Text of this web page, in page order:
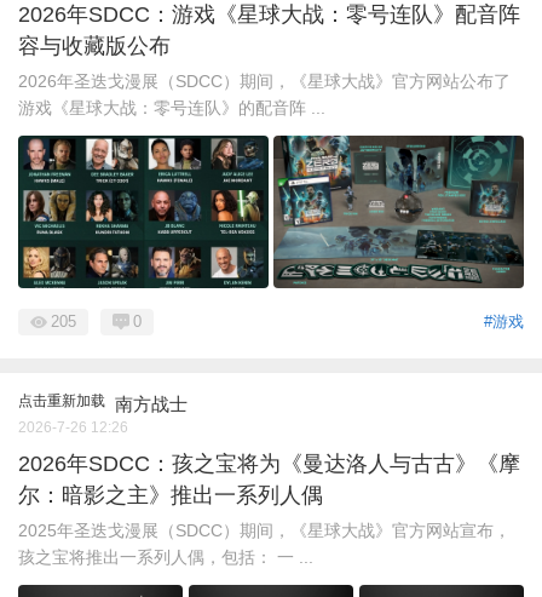
2026年SDCC：游戏《星球大战：零号连队》配音阵
容与收藏版公布
2026年圣迭戈漫展（SDCC）期间，《星球大战》官方网站公布了
游戏《星球大战：零号连队》的配音阵 ...
#游戏
205 0
点击重新加载 南方战士
2026-7-26 12:26
2026年SDCC：孩之宝将为《曼达洛人与古古》《摩
尔：暗影之主》推出一系列人偶
2025年圣迭戈漫展（SDCC）期间，《星球大战》官方网站宣布，
孩之宝将推出一系列人偶，包括： 一 ...